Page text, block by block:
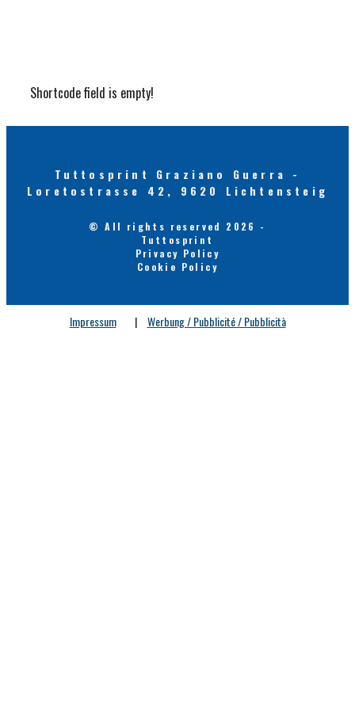
Shortcode field is empty!
Tuttosprint Graziano Guerra -
Loretostrasse 42, 9620 Lichtensteig
© All rights reserved 2026 -
Tuttosprint
Privacy Policy
Cookie Policy
Impressum | Werbung / Pubblicité / Pubblicità